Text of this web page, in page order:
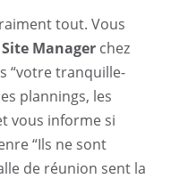
tout. Vous
Site Manager chez
“votre tranquille-
plannings, les
vous informe si
“Ils ne sont
de réunion sent la